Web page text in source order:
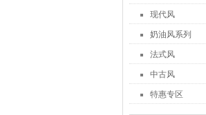
现代风
奶油风系列
法式风
中古风
特惠专区